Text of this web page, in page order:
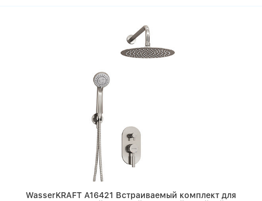
WasserKRAFT A16421 Встраиваемый комплект для